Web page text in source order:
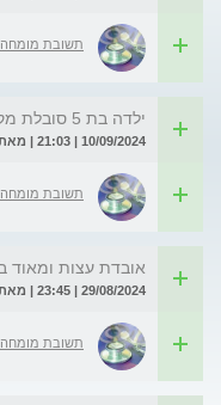
תשובת
ילדה בת 5 סובלת מקור לפני השינה
10/09/2024 | 21:03 | מאת: מיכל
תשובת
אובדת עצות ומאוד
29/08/2024 | 23:45 | מאת: פלורנס
תשובת